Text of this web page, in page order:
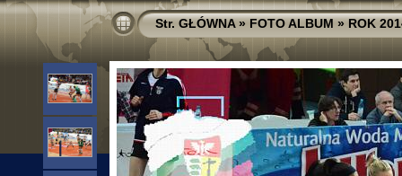
Str. GŁÓWNA»FOTO ALBUM»ROK